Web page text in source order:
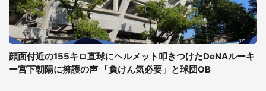
顔面付近の155キロ直球にヘルメット叩きつけたDeNAルーキ
ー宮下朝陽に擁護の声 「負けん気必要」と球団OB